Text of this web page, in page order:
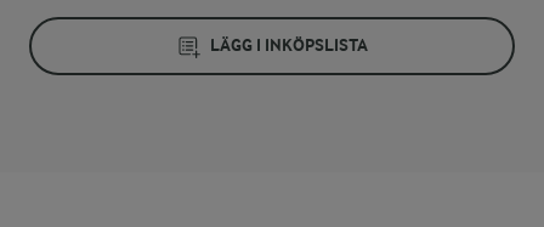
LÄGG I INKÖPSLISTA